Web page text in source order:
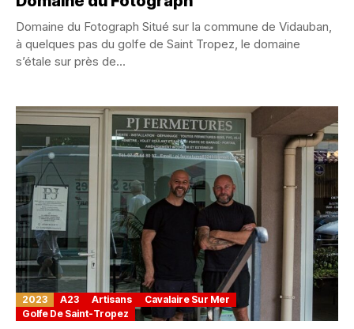
Domaine du Fotograph Situé sur la commune de Vidauban,
à quelques pas du golfe de Saint Tropez, le domaine
s’étale sur près de...
2023 A23 Artisans
Cavalaire Sur Mer
Golfe De Saint-Tropez